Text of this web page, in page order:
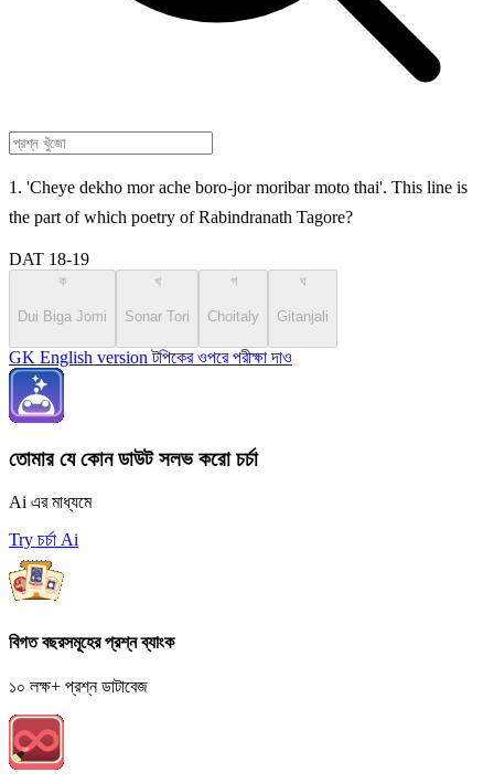
1. 'Cheye dekho mor ache boro-jor moribar moto thai'. This line is
the part of which poetry of Rabindranath Tagore?
DAT 18-19
ক
Dui Biga Jomi
খ
Sonar Tori
গ
Choitaly
ঘ
Gitanjali
GK English version টপিকের ওপরে পরীক্ষা দাও
তোমার যে কোন ডাউট সলভ করো চর্চা
Ai এর মাধ্যমে
Try চর্চা Ai
বিগত বছরসমূহের প্রশ্ন ব্যাংক
১০ লক্ষ+ প্রশ্ন ডাটাবেজ